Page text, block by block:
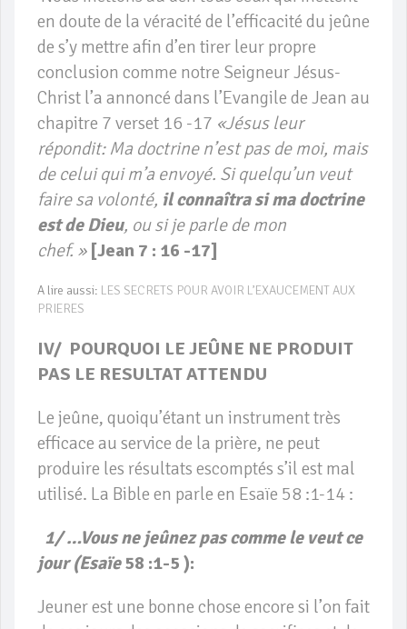
en doute de la véracité de l’efficacité du jeûne
de s’y mettre afin d’en tirer leur propre
conclusion comme notre Seigneur Jésus-
Christ l’a annoncé dans l’Evangile de Jean au
chapitre 7 verset 16 -17 «Jésus leur
répondit: Ma doctrine n’est pas de moi, mais
de celui qui m’a envoyé. Si quelqu’un veut
faire sa volonté, il connaîtra si ma doctrine
est de Dieu, ou si je parle de mon
chef. » [Jean 7 : 16 -17]
A lire aussi: LES SECRETS POUR AVOIR L’EXAUCEMENT AUX
PRIERES
IV/ POURQUOI LE JEÛNE NE PRODUIT
PAS LE RESULTAT ATTENDU
Le jeûne, quoiqu’étant un instrument très
efficace au service de la prière, ne peut
produire les résultats escomptés s’il est mal
utilisé. La Bible en parle en Esaïe 58 :1-14 :
1/ …Vous ne jeûnez pas comme le veut ce
jour (Esaïe58 :1-5 ):
Jeuner est une bonne chose encore si l’on fait